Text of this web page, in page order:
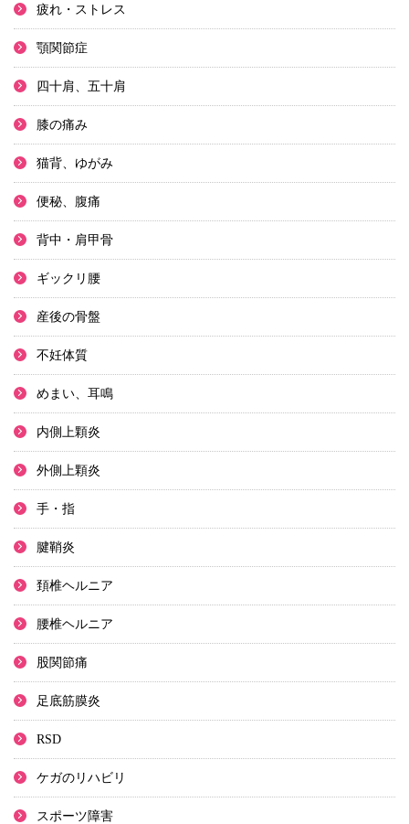
疲れ・ストレス
顎関節症
四十肩、五十肩
膝の痛み
猫背、ゆがみ
便秘、腹痛
背中・肩甲骨
ギックリ腰
産後の骨盤
不妊体質
めまい、耳鳴
内側上顆炎
外側上顆炎
手・指
腱鞘炎
頚椎ヘルニア
腰椎ヘルニア
股関節痛
足底筋膜炎
RSD
ケガのリハビリ
スポーツ障害